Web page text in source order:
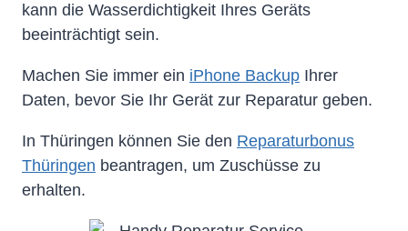
kann die Wasserdichtigkeit Ihres Geräts
beeinträchtigt sein.
Machen Sie immer ein iPhone Backup Ihrer
Daten, bevor Sie Ihr Gerät zur Reparatur geben.
In Thüringen können Sie den Reparaturbonus
Thüringen beantragen, um Zuschüsse zu
erhalten.